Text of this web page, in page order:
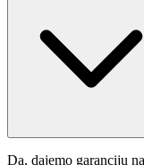
Da, dajemo garanciju